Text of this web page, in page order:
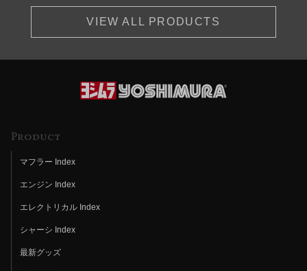
VIEW ALL PRODUCTS
Product
マフラー Index
エンジン Index
エレクトリカル Index
シャーシ Index
最新グッズ